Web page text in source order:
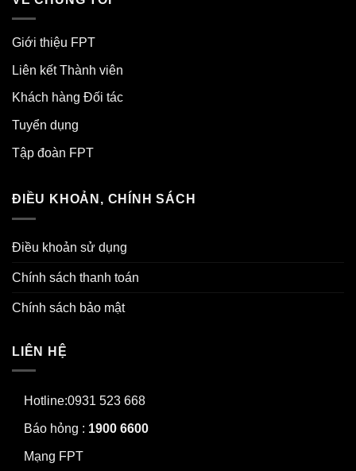
Giới thiệu FPT
Liên kết Thành viên
Khách hàng Đối tác
Tuyển dụng
Tập đoàn FPT
ĐIỀU KHOẢN, CHÍNH SÁCH
Điều khoản sử dụng
Chính sách thanh toán
Chính sách bảo mật
LIÊN HỆ
Hotline:0931 523 668
Báo hỏng : 1900 6600
Mạng FPT